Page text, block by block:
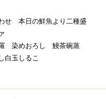
せ 本日の鮮魚より二種盛
羅 染めおろし 鰻茶碗蒸
玉しるこ